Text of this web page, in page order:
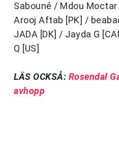
Sabouné / Mdou Moctar
Arooj Aftab [PK] /
JADA [DK] / Jayda G
Q [US]
LÄS OCKSÅ: Rosendal
avhopp